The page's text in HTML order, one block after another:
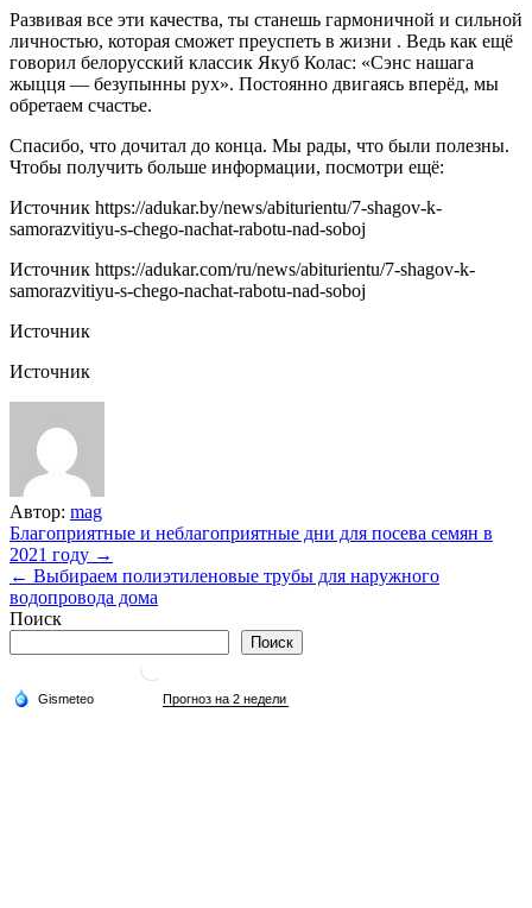
Развивая все эти качества, ты станешь гармоничной и сильной
личностью, которая сможет преуспеть в жизни . Ведь как ещё
говорил белорусский классик Якуб Колас: «Сэнс нашага
жыцця — безупынны рух». Постоянно двигаясь вперёд, мы
обретаем счастье.
Спасибо, что дочитал до конца. Мы рады, что были полезны.
Чтобы получить больше информации, посмотри ещё:
Источник https://adukar.by/news/abiturientu/7-shagov-k-
samorazvitiyu-s-chego-nachat-rabotu-nad-soboj
Источник https://adukar.com/ru/news/abiturientu/7-shagov-k-
samorazvitiyu-s-chego-nachat-rabotu-nad-soboj
Источник
Источник
Автор: mag
Навигация
по
записям
Благоприятные и неблагоприятные дни для посева семян в
2021 году →
← Выбираем полиэтиленовые трубы для наружного
водопровода дома
Поиск
Поиск